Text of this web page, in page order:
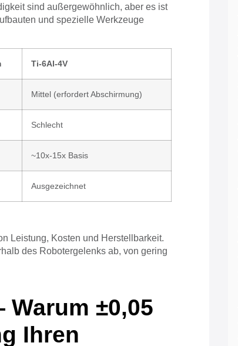
sind außergewöhnlich, aber es ist
und spezielle Werkzeuge
Ti-6Al-4V
Mittel (erfordert Abschirmung)
Schlecht
~10x-15x Basis
Ausgezeichnet
Leistung, Kosten und Herstellbarkeit.
des Robotergelenks ab, von gering
±0,05
Ihren